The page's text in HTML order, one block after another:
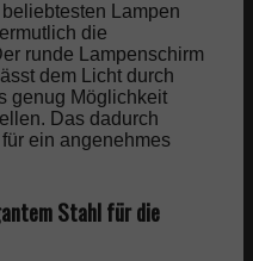
Lampen
die
runde Lampenschirm
dem Licht durch
genug Möglichkeit
Das dadurch
ein angenehmes
Stahl für die